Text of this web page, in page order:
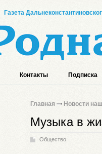
Газета
Контакты Подписка
Главная Новости
Музыка в
Общество